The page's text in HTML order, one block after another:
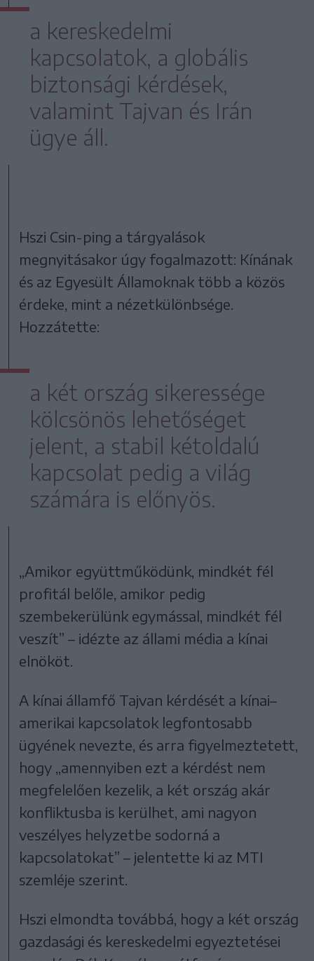
a kereskedelmi
kapcsolatok, a globális
biztonsági kérdések,
valamint Tajvan és Irán
ügye áll.
Hszi Csin-ping a tárgyalások
megnyitásakor úgy fogalmazott: Kínának
és az Egyesült Államoknak több a közös
érdeke, mint a nézetkülönbsége.
Hozzátette:
a két ország sikeressége
kölcsönös lehetőséget
jelent, a stabil kétoldalú
kapcsolat pedig a világ
számára is előnyös.
„Amikor együttműködünk, mindkét fél
profitál belőle, amikor pedig
szembekerülünk egymással, mindkét fél
veszít” – idézte az állami média a kínai
elnököt.
A kínai államfő Tajvan kérdését a kínai–
amerikai kapcsolatok legfontosabb
ügyének nevezte, és arra figyelmeztetett,
hogy „amennyiben ezt a kérdést nem
megfelelően kezelik, a két ország akár
konfliktusba is kerülhet, ami nagyon
veszélyes helyzetbe sodorná a
kapcsolatokat” – jelentette ki az MTI
szemléje szerint.
Hszi elmondta továbbá, hogy a két ország
gazdasági és kereskedelmi egyeztetései